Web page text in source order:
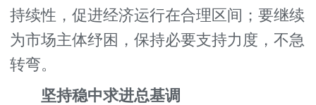
持续性，促进经济运行在合理区间；要继续
为市场主体纾困，保持必要支持力度，不急
转弯。
坚持稳中求进总基调